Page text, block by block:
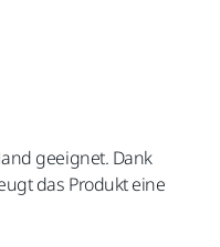
geeignet. Dank
das Produkt eine